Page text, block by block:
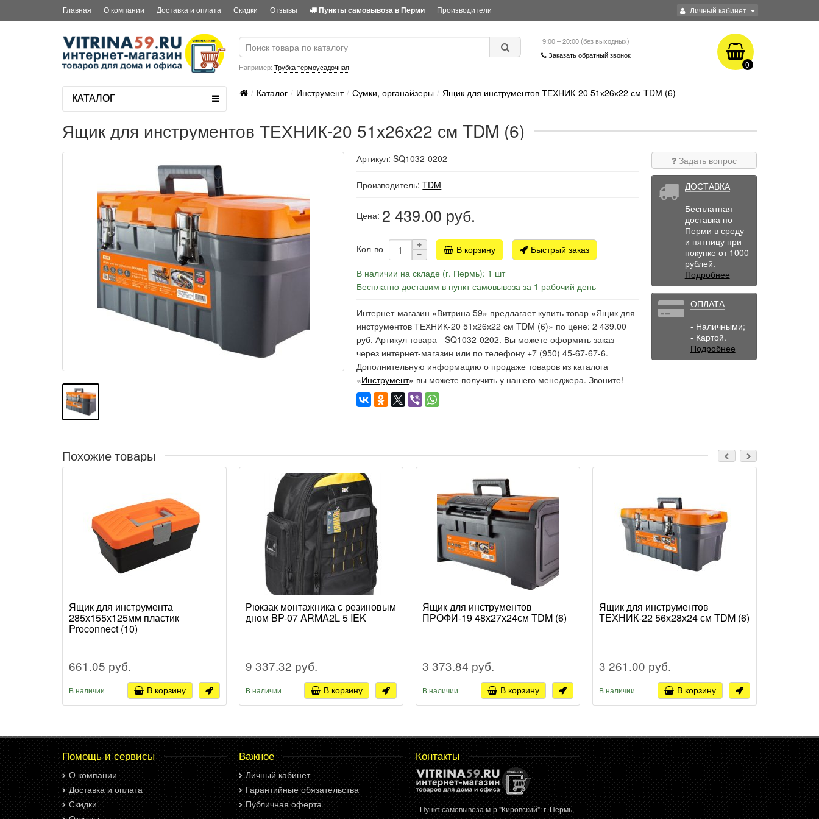
Личный кабинет
Главная О компании Доставка и оплата Скидки Отзывы Пункты самовывоза в Перми Производители
Например: Трубка термоусадочная
9:00 – 20:00 (без выходных)
Заказать обратный звонок
0
КАТАЛОГ Каталог Инструмент Сумки, органайзеры Ящик для инструментов ТЕХНИК-20 51х26х22 см TDM (6)
Ящик для инструментов ТЕХНИК-20 51х26х22 см TDM (6)
Артикул: SQ1032-0202
Производитель:TDM
Цена: 2 439.00 руб.
Кол-во В корзину
Быстрый заказ
В наличии на складе (г. Пермь): 1 шт
Бесплатно доставим в пункт самовывоза за 1 рабочий день
Интернет-магазин «Витрина 59» предлагает купить товар «Ящик для
инструментов ТЕХНИК-20 51х26х22 см TDM (6)» по цене: 2 439.00
руб. Артикул товара - SQ1032-0202. Вы можете оформить заказ
через интернет-магазин или по телефону +7 (950) 45-67-67-6.
Дополнительную информацию о продаже товаров из каталога
«Инструмент» вы можете получить у нашего менеджера. Звоните!
Задать вопрос
ДОСТАВКА
Бесплатная
доставка по
Перми в среду
и пятницу при
покупке от 1000
рублей.
Подробнее
ОПЛАТА
- Наличными;
- Картой.
Подробнее
Похожие товары
Ящик для инструмента
285х155х125мм пластик
Proconnect (10)
661.05 руб.
В наличии В корзину
Рюкзак монтажника с резиновым
дном BP-07 ARMA2L 5 IEK
9 337.32 руб.
В наличии В корзину
Ящик для инструментов
ПРОФИ-19 48х27х24см TDM (6)
3 373.84 руб.
В наличии В корзину
Ящик для инструментов
ТЕХНИК-22 56х28х24 см TDM (6)
3 261.00 руб.
В наличии В корзину
Помощь и сервисы
О компании
Доставка и оплата
Скидки
Важное
Личный кабинет
Гарантийные обязательства
Публичная оферта
Контакты
- Пункт самовывоза м-р "Кировский": г. Пермь,